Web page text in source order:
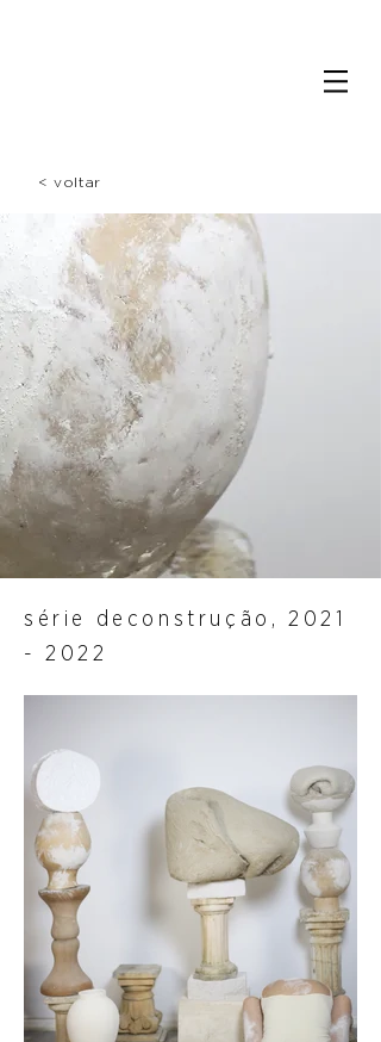
< voltar
série deconstrução,2021
- 2022